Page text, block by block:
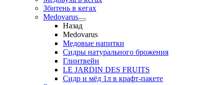
Збитень в кегах
Medovarus
Назад
Medovarus
Медовые напитки
Сидры натурального брожения
Глинтвейн
LE JARDIN DES FRUITS
Сидр и мёд 1л в крафт-пакете